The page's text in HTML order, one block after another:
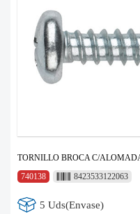
TORNILLO BROCA C/
740138
8423533122063
5 Uds(Envase)